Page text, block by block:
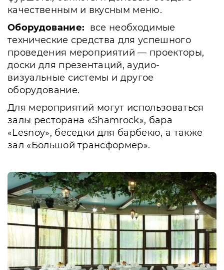
качественным и вкусным меню.
Оборудование: все необходимые
технические средства для успешного
проведения мероприятий — проекторы,
доски для презентаций, аудио-
визуальные системы и другое
оборудование.
Для мероприятий могут использоваться
залы ресторана «Shamrock», бара
«Lesnoy», беседки для барбекю, а также
зал «Большой трансформер».